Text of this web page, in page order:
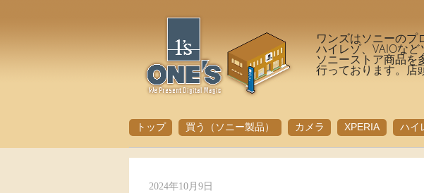
ワンズはソニーのプ
ハイレゾ、VAIOなど
ソニーストア商品を
行っております。店
トップ 買う（ソニー製品） カメラ XPERIA ハイ
2024年10月9日